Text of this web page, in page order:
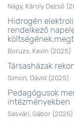
Nagy, Károly Dezső (
Hidrogén
rendelkező
Boruzs, Kevin (2025)
Társasházak
Simon, Dávid (2025)
Pedagógusok
intézményekben
Sasvári, Gábor (2025)